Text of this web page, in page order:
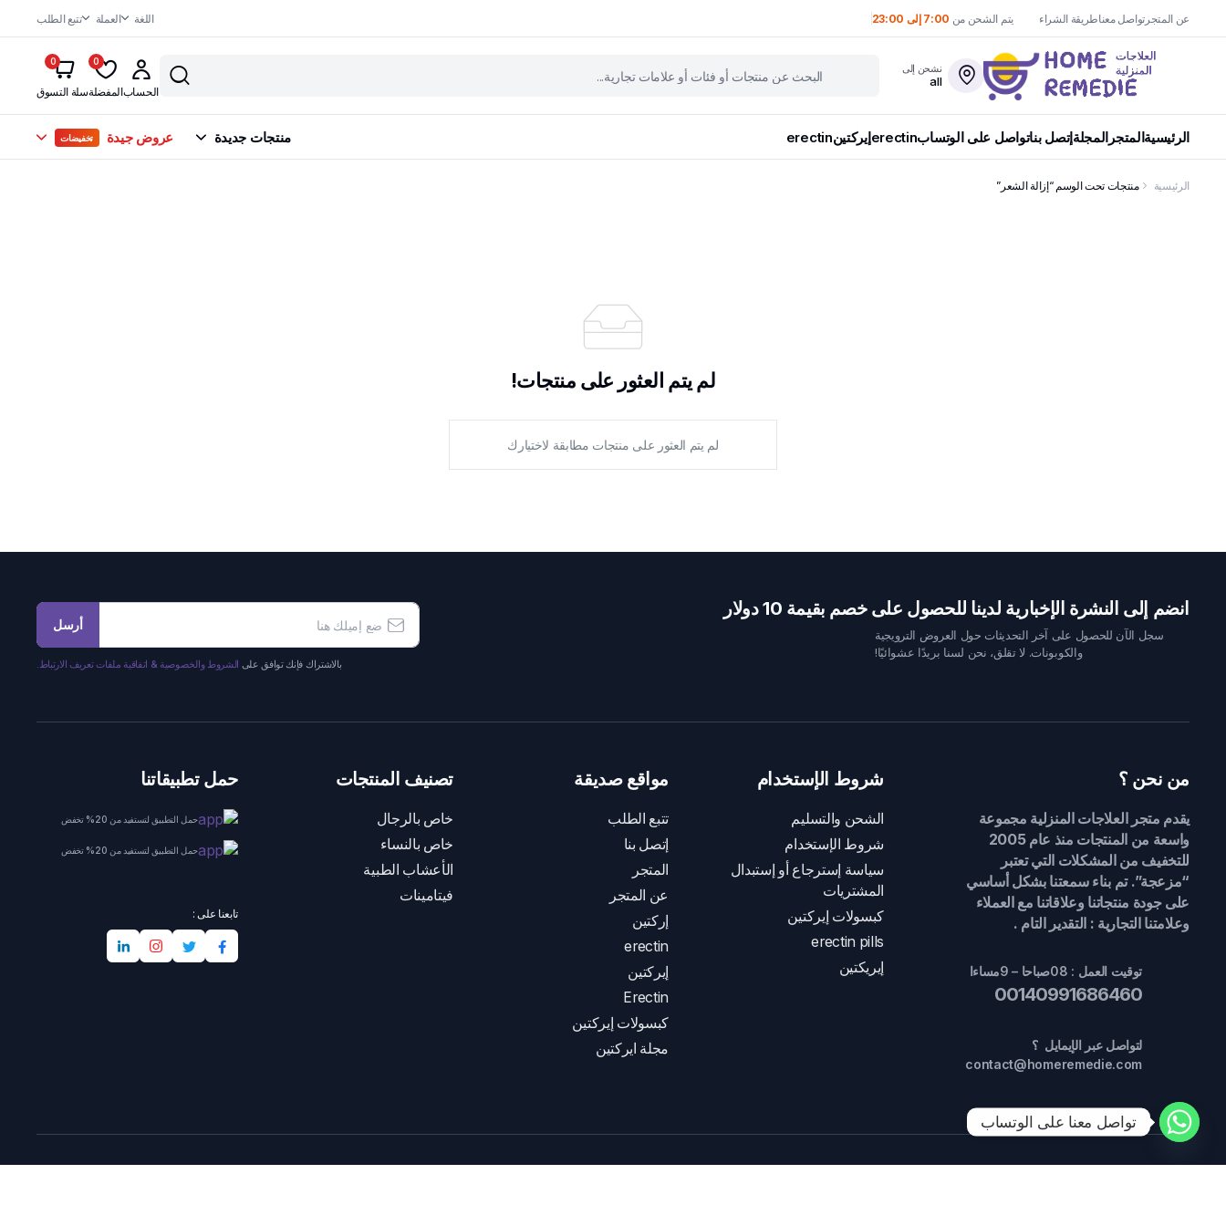
عن المتجرتواصل معناطريقة الشراء يتم الشحن من 7:00 إلى 23:00 اللغة العملة تتبع الطلب
نشحن إلى
all
الحساب
0
المفضلة
0
سلة التسوق
الرئيسيةالمتجر المجلةإتصل بناتواصل على الوتسابerectinإيركتينerectin منتجات جديدة عروض جيدة تخفيضات
الرئيسية منتجات تحت الوسم “إزالة الشعر”
لم يتم العثور على منتجات!
لم يتم العثور على منتجات مطابقة لاختيارك
انضم إلى النشرة الإخبارية لدينا للحصول على خصم بقيمة 10 دولار
سجل الآن للحصول على آخر التحديثات حول العروض الترويجية
والكوبونات. لا تقلق، نحن لسنا بريدًا عشوائيًا!
أرسل
بالاشتراك فإنك توافق على الشروط والخصوصية & اتفاقية ملفات تعريف الارتباط.
من نحن ؟
يقدم متجر العلاجات المنزلية مجموعة
واسعة من المنتجات منذ عام 2005
للتخفيف من المشكلات التي تعتبر
“مزعجة”. تم بناء سمعتنا بشكل أساسي
على جودة منتجاتنا وعلاقاتنا مع العملاء
وعلامتنا التجارية : التقدير التام .
توقيت العمل : 08صباحا – 9مساءا
00140991686460
لتواصل عبر الإيمايل ؟
contact@homeremedie.com
شروط الإستخدام
الشحن والتسليم
شروط الإستخدام
سياسة إسترجاع أو إستبدال
المشتريات
كبسولات إيركتين
erectin pills
إيريكتين
مواقع صديقة
تتبع الطلب
إتصل بنا
المتجر
عن المتجر
إركتين
erectin
إيركتين
Erectin
كبسولات إيركتين
مجلة ايركتين
تصنيف المنتجات
خاص بالرجال
خاص بالنساء
الأعشاب الطبية
فيتامينات
حمل تطبيقاتنا
حمل التطبيق لتستفيد من 20% تخفض
حمل التطبيق لتستفيد من 20% تخفض
تابعنا على :
تواصل معنا على الوتساب